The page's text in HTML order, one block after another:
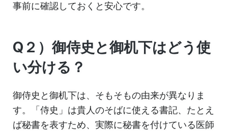
事前に確認しておくと安心です。
Q２）御侍史と御机下はどう使
い分ける？
御侍史と御机下は、そもそもの由来が異なりま
す。「侍史」は貴人のそばに使える書記、たとえ
ば秘書を表すため、実際に秘書を付けている医師